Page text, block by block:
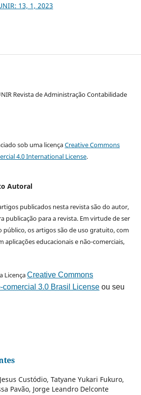
13, 1, 2023
Revista de Administração Contabilidade
sob uma licençaCreative Commons
4.0 International License.
Autoral
publicados nesta revista são do autor,
publicação para a revista. Em virtude de ser
público, os artigos são de uso gratuito, com
aplicações educacionais e não-comerciais,
LicençaCreative Commons
comercial 3.0 Brasil Licenseou seu
Custódio, Tatyane Yukari Fukuro,
Pavão, Jorge Leandro Delconte